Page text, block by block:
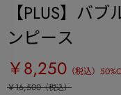
【PLUS】バ
ンピース
￥8,250 （税込） 50
￥16,500（税込）